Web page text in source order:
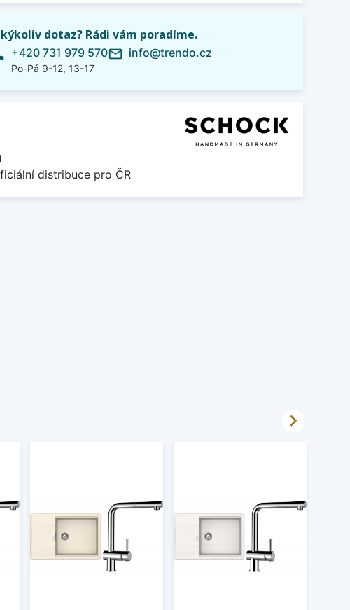
dotaz? Rádi vám poradíme.
+420 731 979 570
Po-Pá 9-12, 13-17
mail_outline info@trendo.cz
distribuce pro ČR
